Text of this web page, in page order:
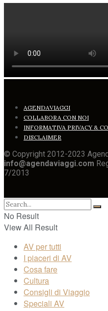
AGENDAVIAGGI
COLLABORA CON NOI
INFORMATIVA PRIVACY &
DISCLAIMER
© Copyright 2012-2023
info@agendaviaggi.com
7/2013
No Result
View All Result
AV per tutti
I piaceri di AV
Cosa fare
Cultura
Consigli di Viaggio
Speciali AV